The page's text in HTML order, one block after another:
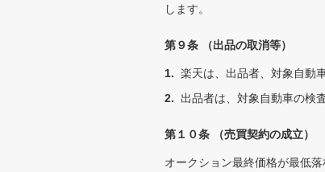
します。
第９条 （出品の取消等）
楽天は、出品者、対象自動
出品者は、対象自動車の検
第１０条 （売買契約の成立）
オークション最終価格が最低